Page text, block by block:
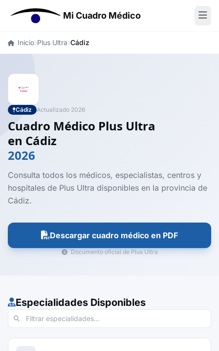
Mi Cuadro Médico
Inicio Plus Ultra Cádiz
Cádiz Actualizado 2026
Cuadro Médico Plus Ultra
en Cádiz
2026
Consulta todos los médicos, especialistas, centros y
hospitales de Plus Ultra disponibles en la provincia de
Cádiz.
Descargar cuadro médico en PDF
Documento oficial de Plus Ultra
Especialidades Disponibles